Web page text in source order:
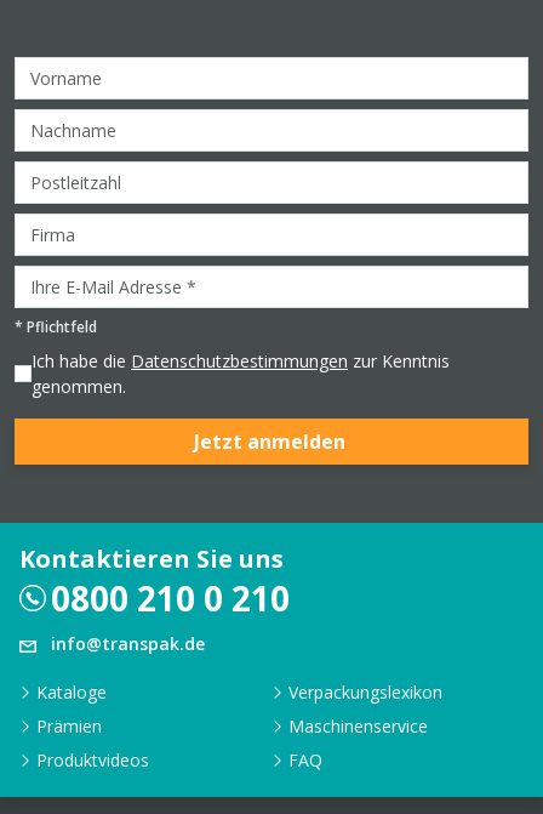
* Pflichtfeld
Ich habe die Datenschutzbestimmungen zur Kenntnis
genommen.
Jetzt anmelden
Kontaktieren Sie uns
0800 210 0 210
info@transpak.de
Kataloge
Verpackungslexikon
Prämien
Maschinenservice
Produktvideos
FAQ